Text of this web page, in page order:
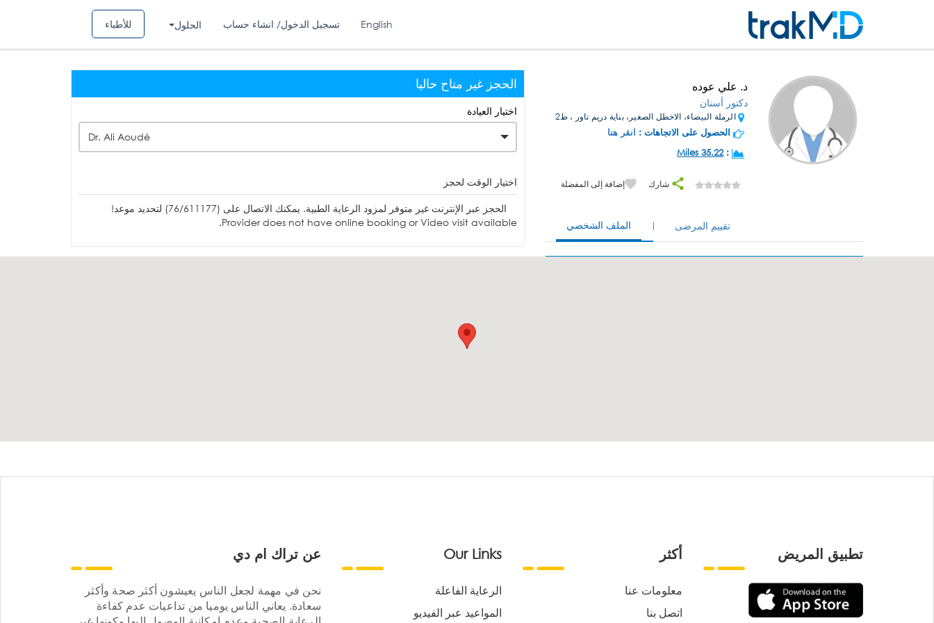
للأطباء الحلول تسجيل الدخول/ انشاء حساب English
د. علي عوده
دكتور أسنان
الرملة البيضاء، الاخطل الصغير، بناية دريم تاور ، ط2
الحصول على الاتجاهات : انقر هنا
:
35.22 Miles
شارك إضافة إلى المفضلة
الملف الشخصي تقييم المرضى
الحجز غير متاح حاليا
اختيار العيادة
Dr. Ali Aoudé
اختيار الوقت لحجز
الحجز عبر الإنترنت غير متوفر لمزود الرعاية الطبية. يمكنك الاتصال على (76/611177) لتحديد موعد!
Provider does not have online booking or Video visit available.
عن تراك ام دي
نحن في مهمة لجعل الناس يعيشون أكثر صحة وأكثر
سعادة. يعاني الناس يوميا من تداعيات عدم كفاءة
Our Links
الرعاية الفاعلة
المواعيد عبر الفيديو
أكثر
معلومات عنا
اتصل بنا
تطبيق المريض